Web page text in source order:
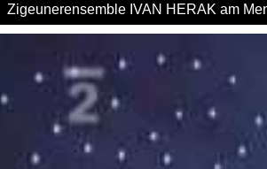
Zigeunerensemble IVAN HERAK am